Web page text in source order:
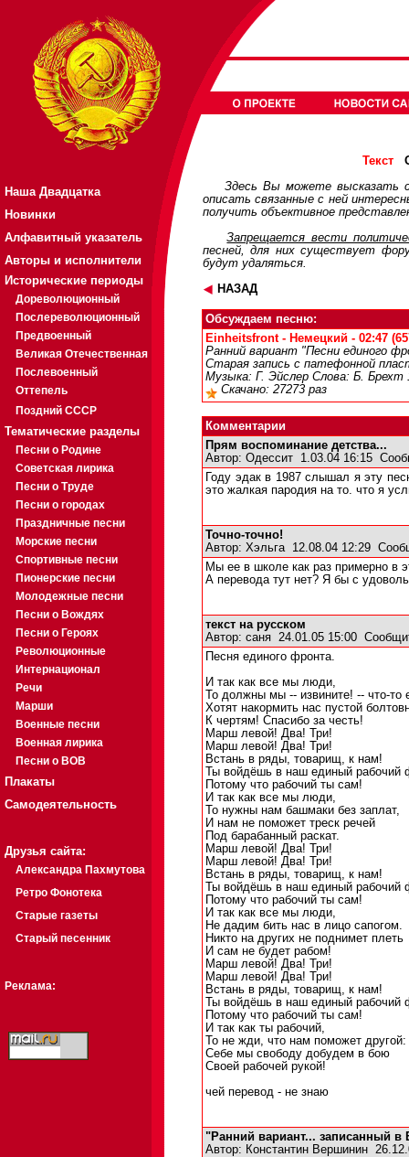
Наша Двадцатка
Новинки
Алфавитный указатель
Авторы и исполнители
Исторические периоды
Дореволюционный
Послереволюционный
Предвоенный
Великая Отечественная
Послевоенный
Оттепель
Поздний СССР
Тематические разделы
Песни о Родине
Советская лирика
Песни о Труде
Песни о городах
Праздничные песни
Морские песни
Спортивные песни
Пионерские песни
Молодежные песни
Песни о Вождях
Песни о Героях
Революционные
Интернационал
Речи
Марши
Военные песни
Военная лирика
Песни о ВОВ
Плакаты
Самодеятельность
Друзья сайта:
Александра Пахмутова
Ретро Фонотека
Старые газеты
Старый песенник
Реклама:
Текст
Здесь Вы можете высказать
описать связанные с ней
получить объективное
Запрещается вести
песней, для них существует
будут удаляться.
НАЗАД
Обсуждаем песню:
Einheitsfront - Немецкий - 02:47
Ранний вариант "Песни единого
Старая запись с патефонной
Музыка: Г. Эйслер Слова: Б. Брехт
Скачано: 27273 раз
Комментарии
Прям воспоминание детства...
Автор: Одессит 1.03.04 16:15
Году эдак в 1987 слышал я эту
это жалкая пародия на то. что я
Точно-точно!
Автор: Хэльга12.08.04 12:29
Мы ее в школе как раз примерно в
А перевода тут нет? Я бы с
текст на русском
Автор: саня 24.01.05 15:00
Песня единого фронта.
И так как все мы люди,
То должны мы -- извините! -- что-то
Хотят накормить нас пустой
К чертям! Спасибо за честь!
Марш левой! Два! Три!
Марш левой! Два! Три!
Встань в ряды, товарищ, к нам!
Ты войдёшь в наш единый рабочий
Потому что рабочий ты сам!
И так как все мы люди,
То нужны нам башмаки без заплат,
И нам не поможет треск речей
Под барабанный раскат.
Марш левой! Два! Три!
Марш левой! Два! Три!
Встань в ряды, товарищ, к нам!
Ты войдёшь в наш единый рабочий
Потому что рабочий ты сам!
И так как все мы люди,
Не дадим бить нас в лицо сапогом.
Никто на других не поднимет плеть
И сам не будет рабом!
Марш левой! Два! Три!
Марш левой! Два! Три!
Встань в ряды, товарищ, к нам!
Ты войдёшь в наш единый рабочий
Потому что рабочий ты сам!
И так как ты рабочий,
То не жди, что нам поможет другой:
Себе мы свободу добудем в бою
Своей рабочей рукой!
чей перевод - не знаю
"Ранний вариант... записанный в
Автор: Константин Вершинин